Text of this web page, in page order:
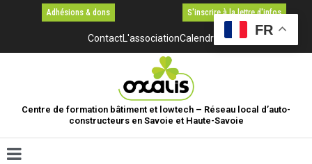
Adhésions & dons S'inscrire à la lettre d'infos
ContactL'associationCalendrier
Centre de formation bâtiment et lowtech – Réseau local d’auto-
constructeurs en Savoie et Haute-Savoie
FR